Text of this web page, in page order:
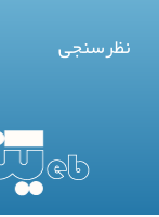
نظرسنجی